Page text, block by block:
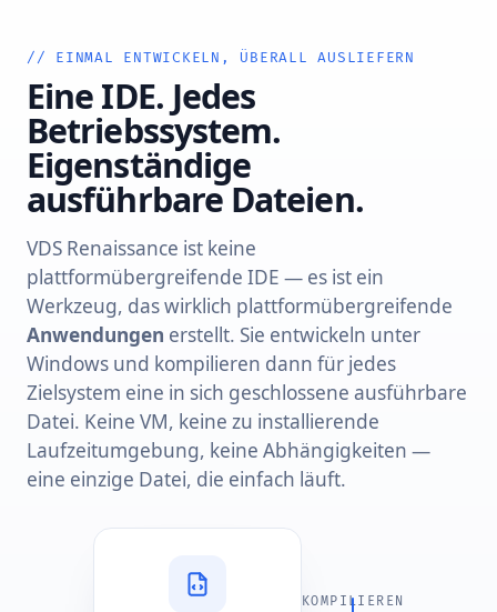
// EINMAL ENTWICKELN, ÜBERALL AUSLIEFERN
Eine IDE. Jedes
Betriebssystem.
Eigenständige
ausführbare Dateien.
VDS Renaissance ist keine
plattformübergreifende IDE — es ist ein
Werkzeug, das wirklich plattformübergreifende
Anwendungen erstellt. Sie entwickeln unter
Windows und kompilieren dann für jedes
Zielsystem eine in sich geschlossene ausführbare
Datei. Keine VM, keine zu installierende
Laufzeitumgebung, keine Abhängigkeiten —
eine einzige Datei, die einfach läuft.
KOMPILIEREN